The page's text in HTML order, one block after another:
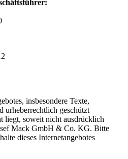
insbesondere Texte,
urheberrechtlich geschützt
liegt, soweit nicht ausdrücklich
Mack GmbH & Co. KG. Bitte
dieses Internetangebotes